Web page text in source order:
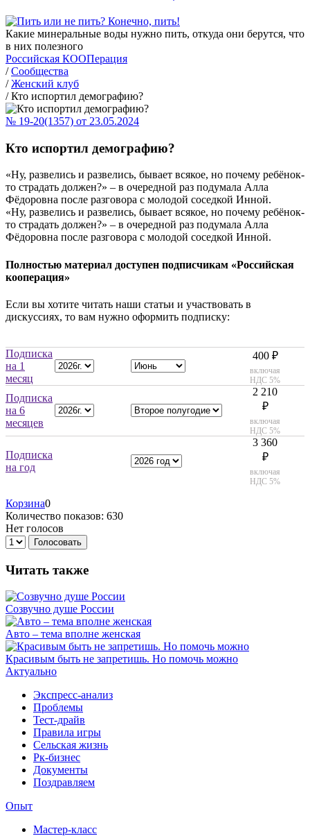
Какие минеральные воды нужно пить, откуда они берутся, что
в них полезного
Российская КООПерация
/ Сообщества
/ Женский клуб
/ Кто испортил демографию?
№ 19-20(1357) от 23.05.2024
Кто испортил демографию?
«Ну, развелись и развелись, бывает всякое, но почему ребёнок-
то страдать должен?» – в очередной раз подумала Алла
Фёдоровна после разговора с молодой соседкой Инной.
«Ну, развелись и развелись, бывает всякое, но почему ребёнок-
то страдать должен?» – в очередной раз подумала Алла
Фёдоровна после разговора с молодой соседкой Инной.
Полностью материал доступен подписчикам «Российская
кооперация»
Если вы хотите читать наши статьи и участвовать в
дискуссиях, то вам нужно оформить подписку:
Подписка
на 1
месяц
400 ₽
включая
НДС 5%
Подписка
на 6
месяцев
2 210
₽
включая
НДС 5%
Подписка
на год
3 360
₽
включая
НДС 5%
Корзина0
Количество показов: 630
Нет голосов
Голосовать
Читать также
Созвучно душе России
Авто – тема вполне женская
Красивым быть не запретишь. Но помочь можно
Актуально
Экспресс-анализ
Проблемы
Тест-драйв
Правила игры
Сельская жизнь
Рк-бизнес
Документы
Поздравляем
Опыт
Мастер-класс